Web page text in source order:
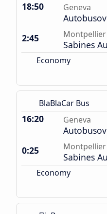
18:50 Geneva
2:45
Montpellier
Sabines
Economy
BlaBlaCar Bus
16:20 Geneva
0:25
Montpellier
Sabines
Economy